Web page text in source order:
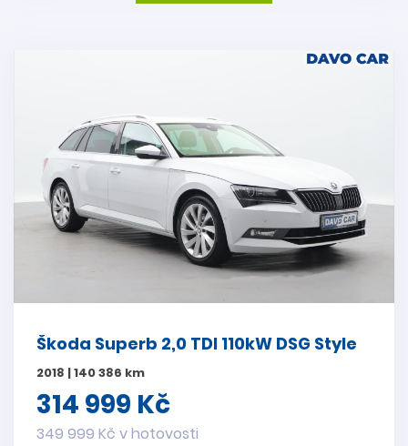
Škoda Superb 2,0 TDI 110kW DSG Style
2018 | 140 386 km
314 999 Kč
349 999 Kč v hotovosti